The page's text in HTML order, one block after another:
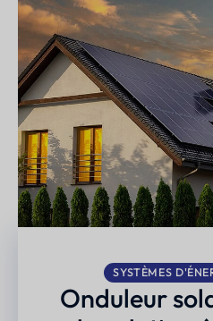
SYSTÈMES
Onduleur